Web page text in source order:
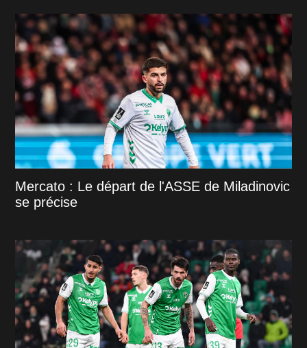
Mercato : Le départ de l'ASSE de Miladinovic
se précise